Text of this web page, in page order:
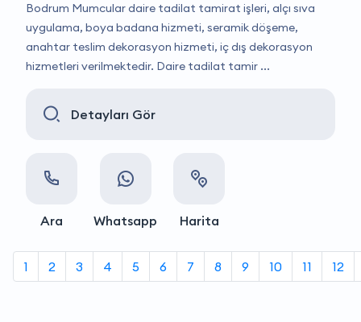
Bodrum Mumcular daire tadilat tamirat işleri, alçı sıva
uygulama, boya badana hizmeti, seramik döşeme,
anahtar teslim dekorasyon hizmeti, iç dış dekorasyon
hizmetleri verilmektedir. Daire tadilat tamir ...
Detayları Gör
Ara Whatsapp Harita
1 2 3 4 5 6 7 8 9 10 11 12